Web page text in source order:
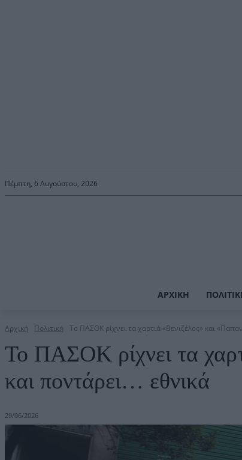
Πέμπτη, 6 Αυγούστου, 2026
ΑΡΧΙΚΉ
Αρχική Πολιτική Το ΠΑΣΟΚ ρίχνει τα χαρτιά «Βενιζέλος» και
Το ΠΑΣΟΚ ρίχνει τα
και ποντάρει… εθνικά
29/06/2026